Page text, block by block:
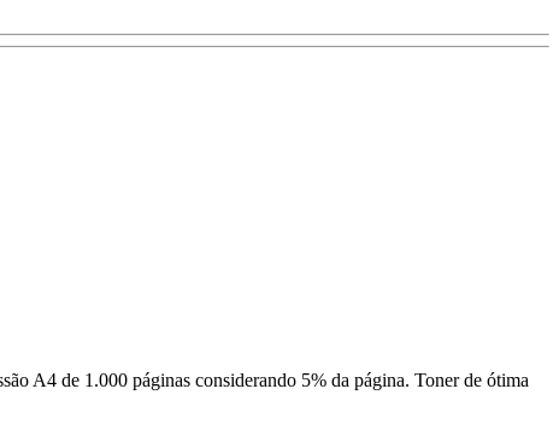
A4 de 1.000 páginas considerando 5% da página. Toner de ótima